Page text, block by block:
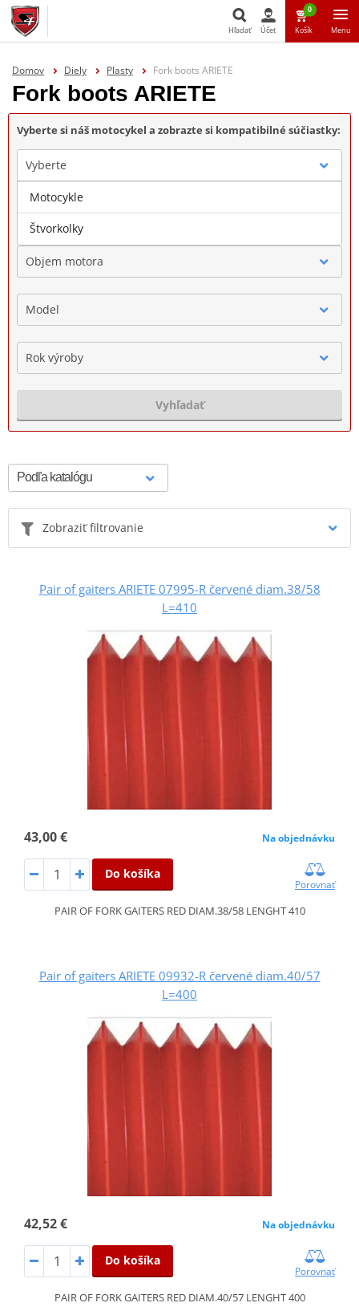
Hľadať Účet
0
Košík Menu
Domov Diely Plasty Fork boots ARIETE
Fork boots ARIETE
Vyberte si náš motocykel a zobrazte si kompatibilné súčiastky:
Vyberte
Značka
Objem motora
Model
Rok výroby
Vyhľadať
Zobraziť filtrovanie
Pair of gaiters ARIETE 07995-R červené diam.38/58
L=410
43,00 € Na objednávku
Do košíka
Porovnať
PAIR OF FORK GAITERS RED DIAM.38/58 LENGHT 410
Pair of gaiters ARIETE 09932-R červené diam.40/57
L=400
42,52 € Na objednávku
Do košíka
Porovnať
PAIR OF FORK GAITERS RED DIAM.40/57 LENGHT 400
Motocykle
Štvorkolky